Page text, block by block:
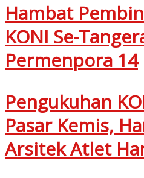
Hambat
KONI Se-
Permenpora 14
Pengukuhan
Pasar Kemis,
Arsitek Atlet